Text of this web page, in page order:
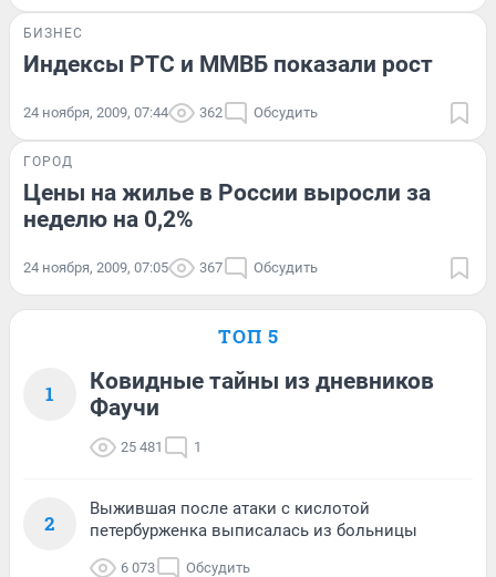
БИЗНЕС
Индексы РТС и ММВБ показали рост
24 ноября, 2009, 07:44 362 Обсудить
ГОРОД
Цены на жилье в России выросли за
неделю на 0,2%
24 ноября, 2009, 07:05 367 Обсудить
ТОП 5
1
Ковидные тайны из дневников
Фаучи
25 481 1
2
Выжившая после атаки с кислотой
петербурженка выписалась из больницы
6 073 Обсудить